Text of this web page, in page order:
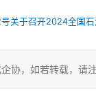
关于召开2024全国
企协，如若转载，